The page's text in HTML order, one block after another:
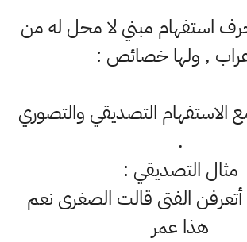
استفهام مبني لا محل له من
, ولها خصائص :
الاستفهام التصديقي والتصوري
.
مثال التصديقي :
أتعرفن الفتى قالت الصغرى نعم
هذا عمر